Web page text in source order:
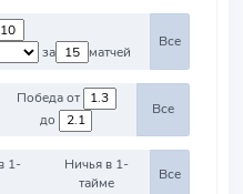
за
матчей
Все
Победа от
до
Все
1-
Ничья в 1-
тайме
Все